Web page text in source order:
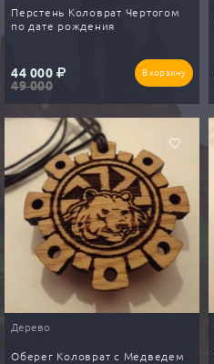
Перстень Коловрат Чертогом
по дате рождения
44 000
49 000
В корзину
Дерево
Оберег Коловрат с Медведем